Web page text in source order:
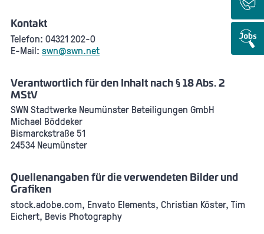
Kontakt
Telefon: 04321 202-0
E-Mail: swn@swn.net
Verantwortlich für den Inhalt nach § 18 Abs. 2
MStV
SWN Stadtwerke Neumünster Beteiligungen GmbH
Michael Böddeker
Bismarckstraße 51
24534 Neumünster
Quellenangaben für die verwendeten Bilder und
Grafiken
stock.adobe.com, Envato Elements, Christian Köster, Tim
Eichert, Bevis Photography